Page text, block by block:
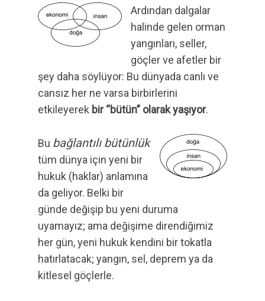
Ardından dalgalar
halinde gelen orman
yangınları, seller,
göçler ve afetler bir
şey daha söylüyor: Bu dünyada canlı ve
cansız her ne varsa birbirlerini
etkileyerek bir “bütün” olarak yaşıyor.
Bu bağlantılı bütünlük
tüm dünya için yeni bir
hukuk (haklar) anlamına
da geliyor. Belki bir
günde değişip bu yeni duruma
uyamayız; ama değişime direndiğimiz
her gün, yeni hukuk kendini bir tokatla
hatırlatacak; yangın, sel, deprem ya da
kitlesel göçlerle.